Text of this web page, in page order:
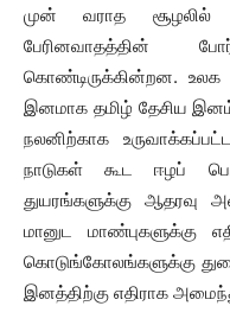
முன் வராத சூழலில்
பேரினவாதத்தின்
கொண்டிருக்கின்றன. உலக
இனமாக தமிழ் தேசிய இனம்
நலனிற்காக
நாடுகள் கூட ஈழப்
துயரங்களுக்கு ஆதரவு
மானுட மாண்புகளுக்கு
கொடுங்கோலங்களுக்கு
இனத்திற்கு எதிராக